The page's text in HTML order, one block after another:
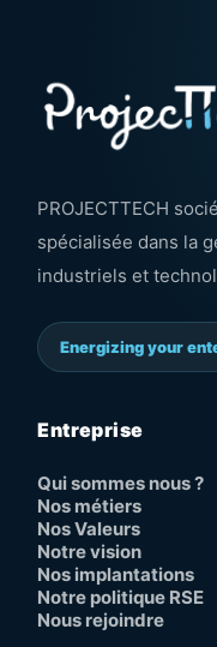
PROJECTTECH
spécialisée dans la
industriels et
Energizing your
Entreprise
Qui sommes nous ?
Nos métiers
Nos Valeurs
Notre vision
Nos implantations
Notre politique RSE
Nous rejoindre